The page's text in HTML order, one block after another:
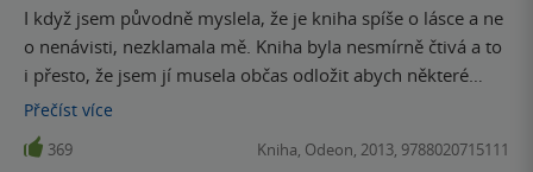
I když jsem původně myslela, že je kniha spíše o lásce a ne
o nenávisti, nezklamala mě. Kniha byla nesmírně čtivá a to
i přesto, že jsem jí musela občas odložit abych některé
situace v knize rozdýchala. Je to silný příběh a velmi dobře
napsaný příběh, ale těžko budete v knize hledat postavu,
kterou byste si oblíbili.
Přečíst více
369 Kniha, Odeon, 2013, 9788020715111